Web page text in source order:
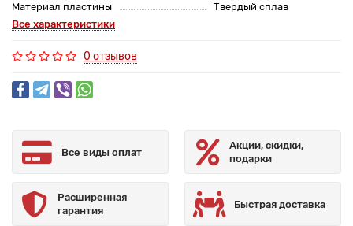
Материал пластины
Твердый сплав
Все характеристики
0 отзывов
Все виды оплат
Акции, скидки,
подарки
Расширенная
гарантия
Быстрая доставка